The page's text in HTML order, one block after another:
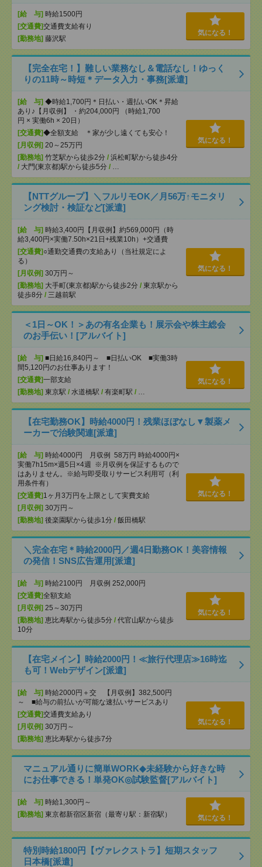
[給 与] 時給1500円
[交通費]交通費支給有り
[勤務地] 藤沢駅
気になる！
【完全在宅！】難しい業務なし＆電話なし！ゆっく
りの11時～時短＊データ入力・事務[派遣]
[給 与] ◆時給1,700円＊日払い・週払いOK＊昇給
あり♪【月収例】 ・約204,000円 （時給1,700
円 × 実働6h × 20日）
[交通費]◆全額支給 ＊家が少し遠くても安心！
[月収例] 20～25万円
[勤務地] 竹芝駅から徒歩2分 / 浜松町駅から徒歩4分
/ 大門(東京都)駅から徒歩5分 /
気になる！
【NTTグループ】＼フルリモOK／月56万↑モニタリ
ング検討・検証など[派遣]
[給 与] 時給3,400円【月収例】約569,000円（時
給3,400円×実働7.50h×21日+残業10h）+交通費
[交通費]○通勤交通費の支給あり（当社規定によ
る）
[月収例] 30万円～
[勤務地] 大手町(東京都)駅から徒歩2分 / 東京駅から
徒歩8分 / 三越前駅
気になる！
＜1日～OK！＞あの有名企業も！展示会や株主総会
のお手伝い！[アルバイト]
[給 与] ■日給16,840円～ ■日払いOK ■実働3時
間5,120円のお仕事あります！
[交通費]一部支給
[勤務地] 東京駅 / 水道橋駅 / 有楽町駅 /
気になる！
【在宅勤務OK】時給4000円！残業ほぼなし▼製薬メ
ーカーで治験関連[派遣]
[給 与] 時給4000円 月収例 58万円 時給4000円×
実働7h15m×週5日×4週 ※月収例を保証するもので
はありません。※給与即受取りサービス利用可（利
用条件有）
[交通費]1ヶ月3万円を上限として実費支給
[月収例] 30万円～
[勤務地] 後楽園駅から徒歩1分 / 飯田橋駅
気になる！
＼完全在宅＊時給2000円／週4日勤務OK！美容情報
の発信！SNS広告運用[派遣]
[給 与] 時給2100円 月収例 252,000円
[交通費]全額支給
[月収例] 25～30万円
[勤務地] 恵比寿駅から徒歩5分 / 代官山駅から徒歩
10分
気になる！
【在宅メイン】時給2000円！≪旅行代理店≫16時迄
も可！Webデザイン[派遣]
[給 与] 時給2000円＋交 【月収例】382,500円
～ ■給与の前払いが可能な速払いサービスあり
[交通費]交通費支給あり
[月収例] 30万円～
[勤務地] 恵比寿駅から徒歩7分
気になる！
マニュアル通りに簡単WORK◆未経験から好きな時
にお仕事できる！単発OK◎試験監督[アルバイト]
[給 与] 時給1,300円～
[勤務地] 東京都新宿区新宿（最寄り駅：新宿駅） 気になる！
特別時給1800円【ヴァレクストラ】短期スタッフ
日本橋[派遣]